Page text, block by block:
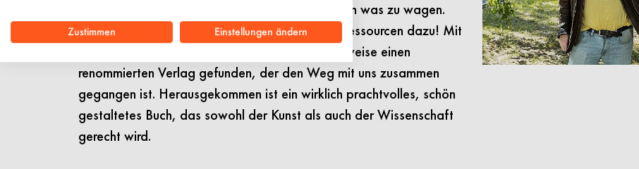
schien es plötzlich möglich, auch mal ein bisschen was zu wagen.
Und wir hatten durch das Tandem die nötigen Ressourcen dazu! Mit
dem Galiani Verlag haben wir dann erfreulicherweise einen
renommierten Verlag gefunden, der den Weg mit uns zusammen
gegangen ist. Herausgekommen ist ein wirklich prachtvolles, schön
gestaltetes Buch, das sowohl der Kunst als auch der Wissenschaft
gerecht wird.
Zustimmen Einstellungen ändern